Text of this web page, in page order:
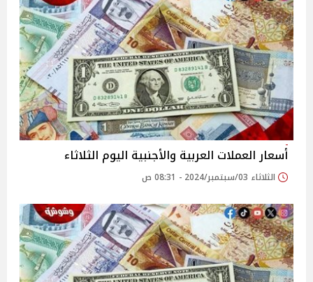
أسعار العملات العربية والأجنبية اليوم الثلاثاء
الثلاثاء 03/سبتمبر/2024 - 08:31 ص